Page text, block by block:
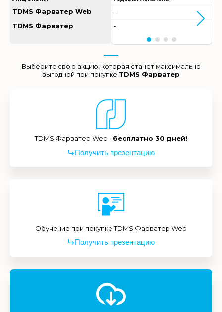
TDMS Фарватер Web
TDMS Фарватер
-
-
Выберите свою акцию, которая станет максимально
выгодной при покупке TDMS Фарватер
TDMS Фарватер Web - бесплатно 30 дней!
Получить презентацию
Обучение при покупке TDMS Фарватер Web
Получить презентацию